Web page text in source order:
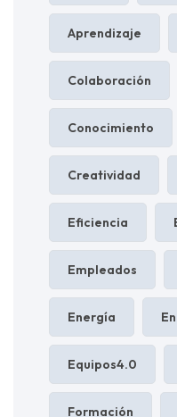
Aprendizaje
Colaboración
Conocimiento
Creatividad
Eficiencia
Empleados
Energía
Equipos4.0
Formación